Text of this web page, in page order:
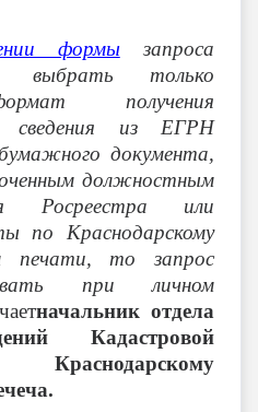
формызапроса
выбрать только
получения
сведения из ЕГРН
документа,
должностным
Росреестра или
по Краснодарскому
печати, то запрос
при личном
начальник отдела
Кадастровой